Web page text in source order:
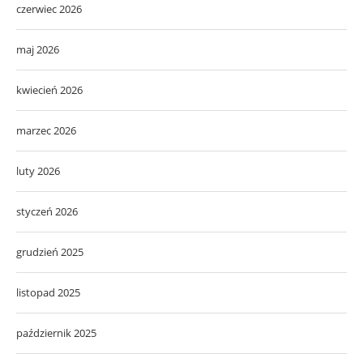
czerwiec 2026
maj 2026
kwiecień 2026
marzec 2026
luty 2026
styczeń 2026
grudzień 2025
listopad 2025
październik 2025